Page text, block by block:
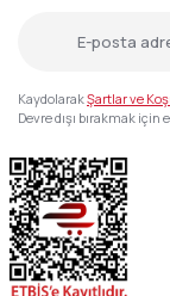
KaydolarakŞartlar ve
Devre dışı bırakmak için